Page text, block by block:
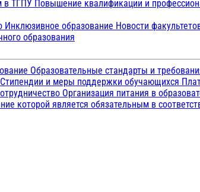
в ТГПУ Повышение квалификации и
Инклюзивное образование Новости
образования
Образовательные стандарты и
Стипендии и меры поддержки обучающихся
Организация питания в
которой является обязательным в